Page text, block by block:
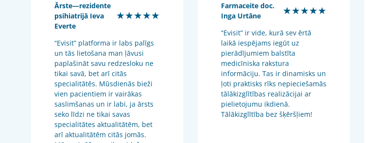
Ārste—rezidente
psihiatrijā Ieva
Everte
★★★★★
“Evisit” platforma ir labs palīgs
un tās lietošana man ļāvusi
paplašināt savu redzesloku ne
tikai savā, bet arī citās
specialitātēs. Mūsdienās bieži
vien pacientiem ir vairākas
saslimšanas un ir labi, ja ārsts
seko līdzi ne tikai savas
specialitātes aktualitātēm, bet
arī aktualitātēm citās jomās.
Farmaceite doc.
Inga Urtāne
★★★★★
“Evisit” ir vide, kurā sev ērtā
laikā iespējams iegūt uz
pierādījumiem balstīta
medicīniska rakstura
informāciju. Tas ir dinamisks un
ļoti praktisks rīks nepieciešamās
tālākizglītības realizācijai ar
pielietojumu ikdienā.
Tālākizglītība bez šķēršļiem!